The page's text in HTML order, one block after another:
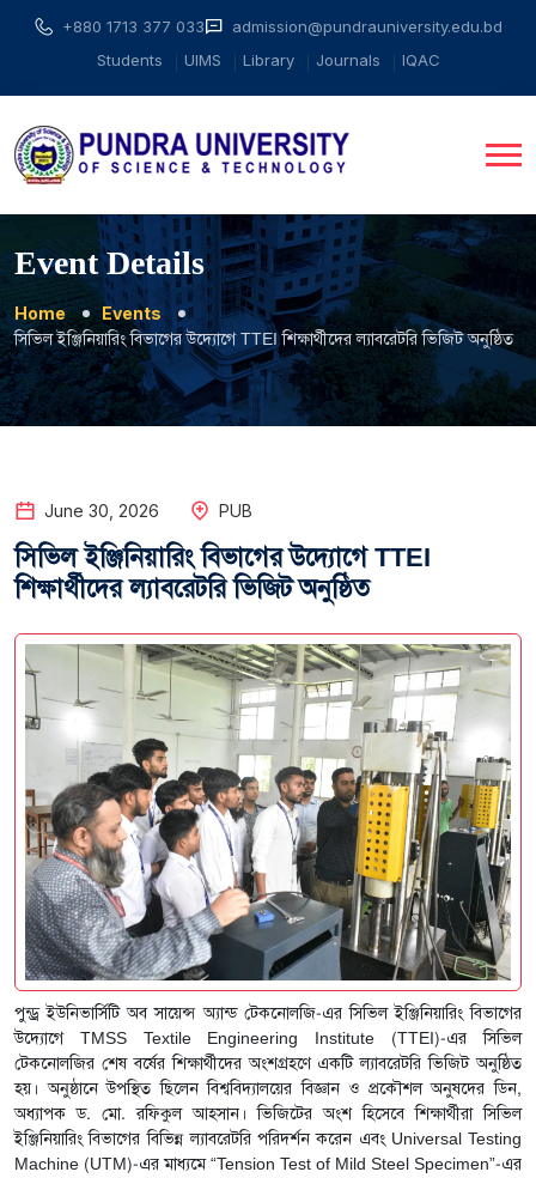
+880 1713 377 033
admission@pundrauniversity.edu.bd
Students
UIMS Library Journals IQAC
Event Details
Home
Events
সিভিল ইঞ্জিনিয়ারিং বিভাগের উদ্যোগে TTEI শিক্ষার্থীদের ল্যাবরেটরি ভিজিট অনুষ্ঠিত
June 30 2026 PUB
সিভিল ইঞ্জিনিয়ারিং বিভাগের উদ্যোগে TTEI
শিক্ষার্থীদের ল্যাবরেটরি ভিজিট অনুষ্ঠিত
পুন্ড্র ইউনিভার্সিটি অব সায়েন্স অ্যান্ড টেকনোলজি-এর সিভিল ইঞ্জিনিয়ারিং বিভাগের
উদ্যোগে TMSS Textile Engineering Institute (TTEI)-এর সিভিল
টেকনোলজির শেষ বর্ষের শিক্ষার্থীদের অংশগ্রহণে একটি ল্যাবরেটরি ভিজিট অনুষ্ঠিত
হয়। অনুষ্ঠানে উপস্থিত ছিলেন বিশ্ববিদ্যালয়ের বিজ্ঞান ও প্রকৌশল অনুষদের ডিন,
অধ্যাপক ড. মো. রফিকুল আহসান। ভিজিটের অংশ হিসেবে শিক্ষার্থীরা সিভিল
ইঞ্জিনিয়ারিং বিভাগের বিভিন্ন ল্যাবরেটরি পরিদর্শন করেন এবং Universal Testing
Machine (UTM)-এর মাধ্যমে “Tension Test of Mild Steel Specimen”-এর